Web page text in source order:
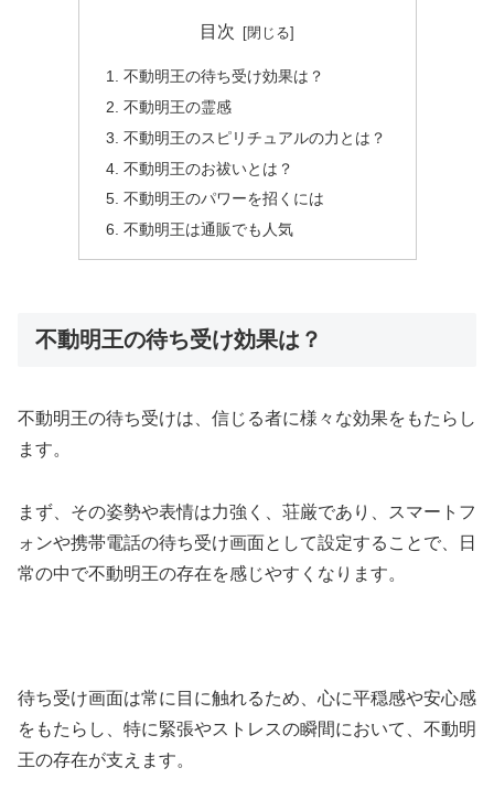
目次
不動明王の待ち受け効果は？
不動明王の霊感
不動明王のスピリチュアルの力とは？
不動明王のお祓いとは？
不動明王のパワーを招くには
不動明王は通販でも人気
不動明王の待ち受け効果は？
不動明王の待ち受けは、信じる者に様々な効果をもたらし
ます。
まず、その姿勢や表情は力強く、荘厳であり、スマートフ
ォンや携帯電話の待ち受け画面として設定することで、日
常の中で不動明王の存在を感じやすくなります。
待ち受け画面は常に目に触れるため、心に平穏感や安心感
をもたらし、特に緊張やストレスの瞬間において、不動明
王の存在が支えます。